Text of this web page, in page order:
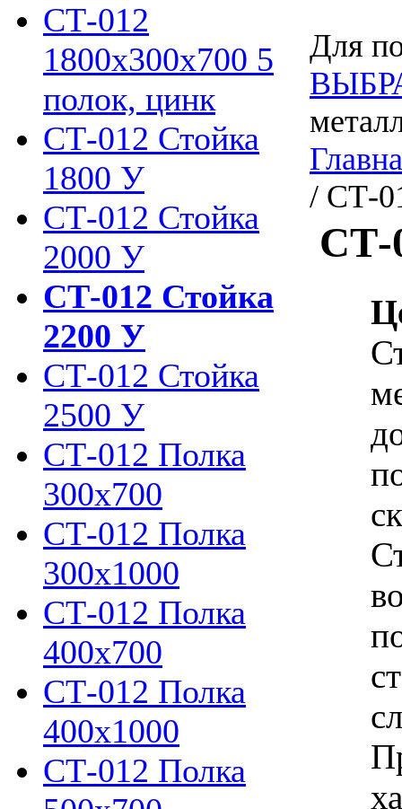
СТ-012
1800х300х700 5
полок, цинк
СТ-012 Стойка
1800 У
СТ-012 Стойка
2000 У
СТ-012 Стойка
2200 У
СТ-012 Стойка
2500 У
СТ-012 Полка
300х700
СТ-012 Полка
300х1000
СТ-012 Полка
400х700
СТ-012 Полка
400х1000
СТ-012 Полка
Для
/ СТ-
СТ-